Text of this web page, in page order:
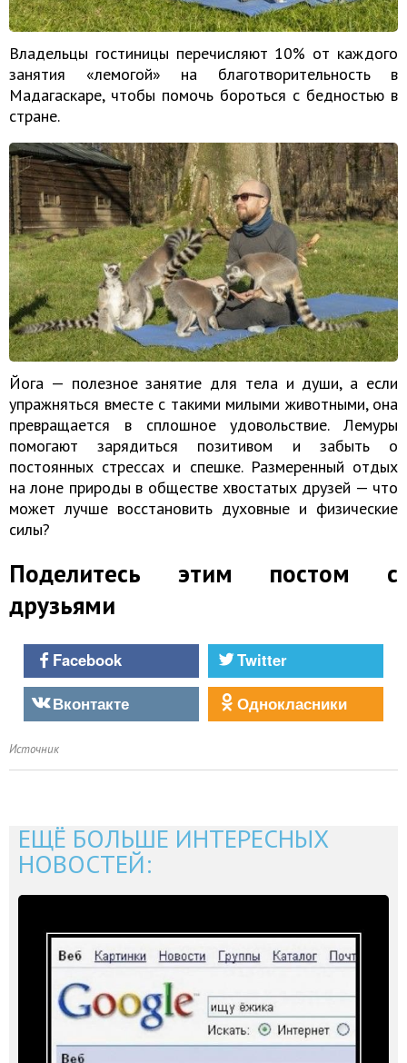
Владельцы гостиницы перечисляют 10% от каждого
занятия «лемогой» на благотворительность в
Мадагаскаре, чтобы помочь бороться с бедностью в
стране.
Йога — полезное занятие для тела и души, а если
упражняться вместе с такими милыми животными, она
превращается в сплошное удовольствие. Лемуры
помогают зарядиться позитивом и забыть о
постоянных стрессах и спешке. Размеренный отдых
на лоне природы в обществе хвостатых друзей — что
может лучше восстановить духовные и физические
силы?
Поделитесь этим постом с
друзьями
Facebook
Twitter
Вконтакте
Однокласники
Источник
ЕЩЁ БОЛЬШЕ ИНТЕРЕСНЫХ
НОВОСТЕЙ: